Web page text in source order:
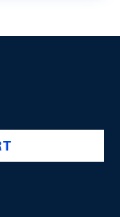
swiss-national-